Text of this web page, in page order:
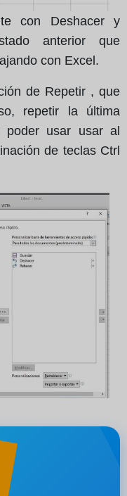
con Deshacer y
anterior que
con Excel.
de Repetir , que
repetir la última
poder usar usar al
de teclas Ctrl